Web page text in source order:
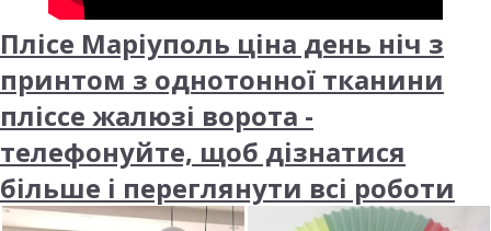
Плісе Маріуполь ціна день ніч з
принтом з однотонної тканини
пліссе жалюзі ворота -
телефонуйте, щоб дізнатися
більше і переглянути всі роботи